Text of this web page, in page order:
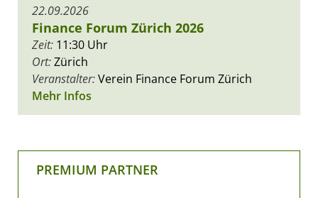
22.09.2026
Finance Forum Zürich 2026
Zeit: 11:30 Uhr
Ort:Zürich
Veranstalter:Verein Finance Forum Zürich
Mehr Infos
PREMIUM PARTNER